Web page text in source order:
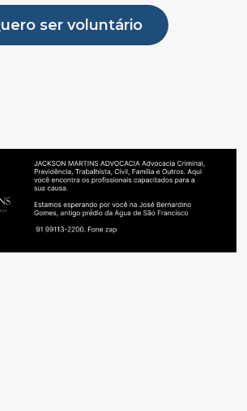
ser voluntário